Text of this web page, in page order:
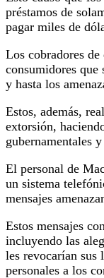
préstamos de
pagar miles de
Los cobradores de
consumidores que
y hasta los
Estos, además,
extorsión,
gubernamentales
El personal de
un sistema
mensajes
Estos mensajes
incluyendo las
les revocarían sus
personales a los